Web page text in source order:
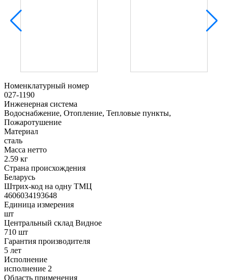
Номенклатурный номер
027-1190
Инженерная система
Водоснабжение, Отопление, Тепловые пункты,
Пожаротушение
Материал
сталь
Масса нетто
2.59 кг
Страна происхождения
Беларусь
Штрих-код на одну ТМЦ
4606034193648
Единица измерения
шт
Центральный склад Видное
710 шт
Гарантия производителя
5 лет
Исполнение
исполнение 2
Область применения